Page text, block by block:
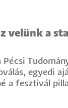
velünk a
egyedi
a fesztivál